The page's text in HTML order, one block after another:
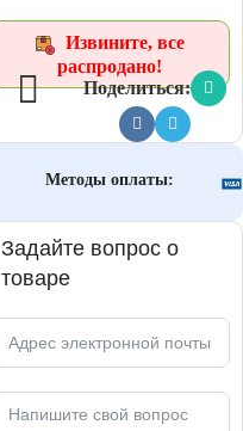
Извините, все
распродано!
Поделиться:
Методы оплаты:
Задайте вопрос о
товаре